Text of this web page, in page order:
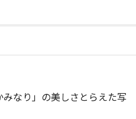
みなり」の美しさとらえた写